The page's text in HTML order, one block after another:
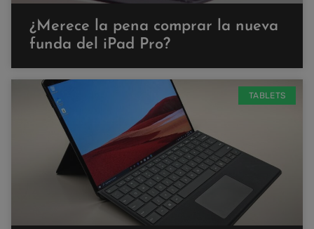
¿Merece la pena comprar la nueva
funda del iPad Pro?
TABLETS